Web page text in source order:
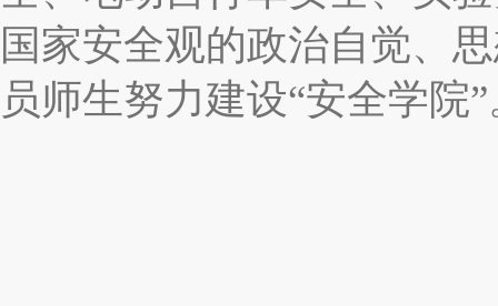
国家安全观的政治自觉、
员师生努力建设“安全学院”